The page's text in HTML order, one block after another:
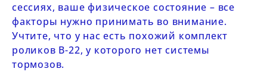
сессиях, ваше физическое состояние – все
факторы нужно принимать во внимание.
Учтите, что у нас есть похожий комплект
роликов B-22, у которого нет системы
тормозов.